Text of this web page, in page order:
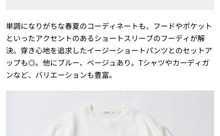
単調になりがちな春夏のコーディネートも、フードやポケット
といったアクセントのあるショートスリーブのフーディが解
決。穿き心地を追求したイージーショートパンツとのセットア
ップも◎。他にブルー、ベージュあり。Tシャツやカーディガ
ンなど、バリエーションも豊富。